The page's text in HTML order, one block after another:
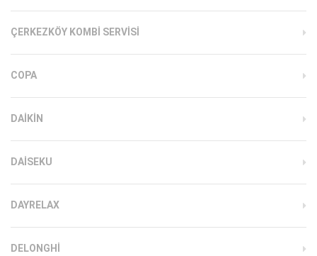
ÇERKEZKÖY KOMBI SERVISI
COPA
DAIKIN
DAISEKU
DAYRELAX
DELONGHI